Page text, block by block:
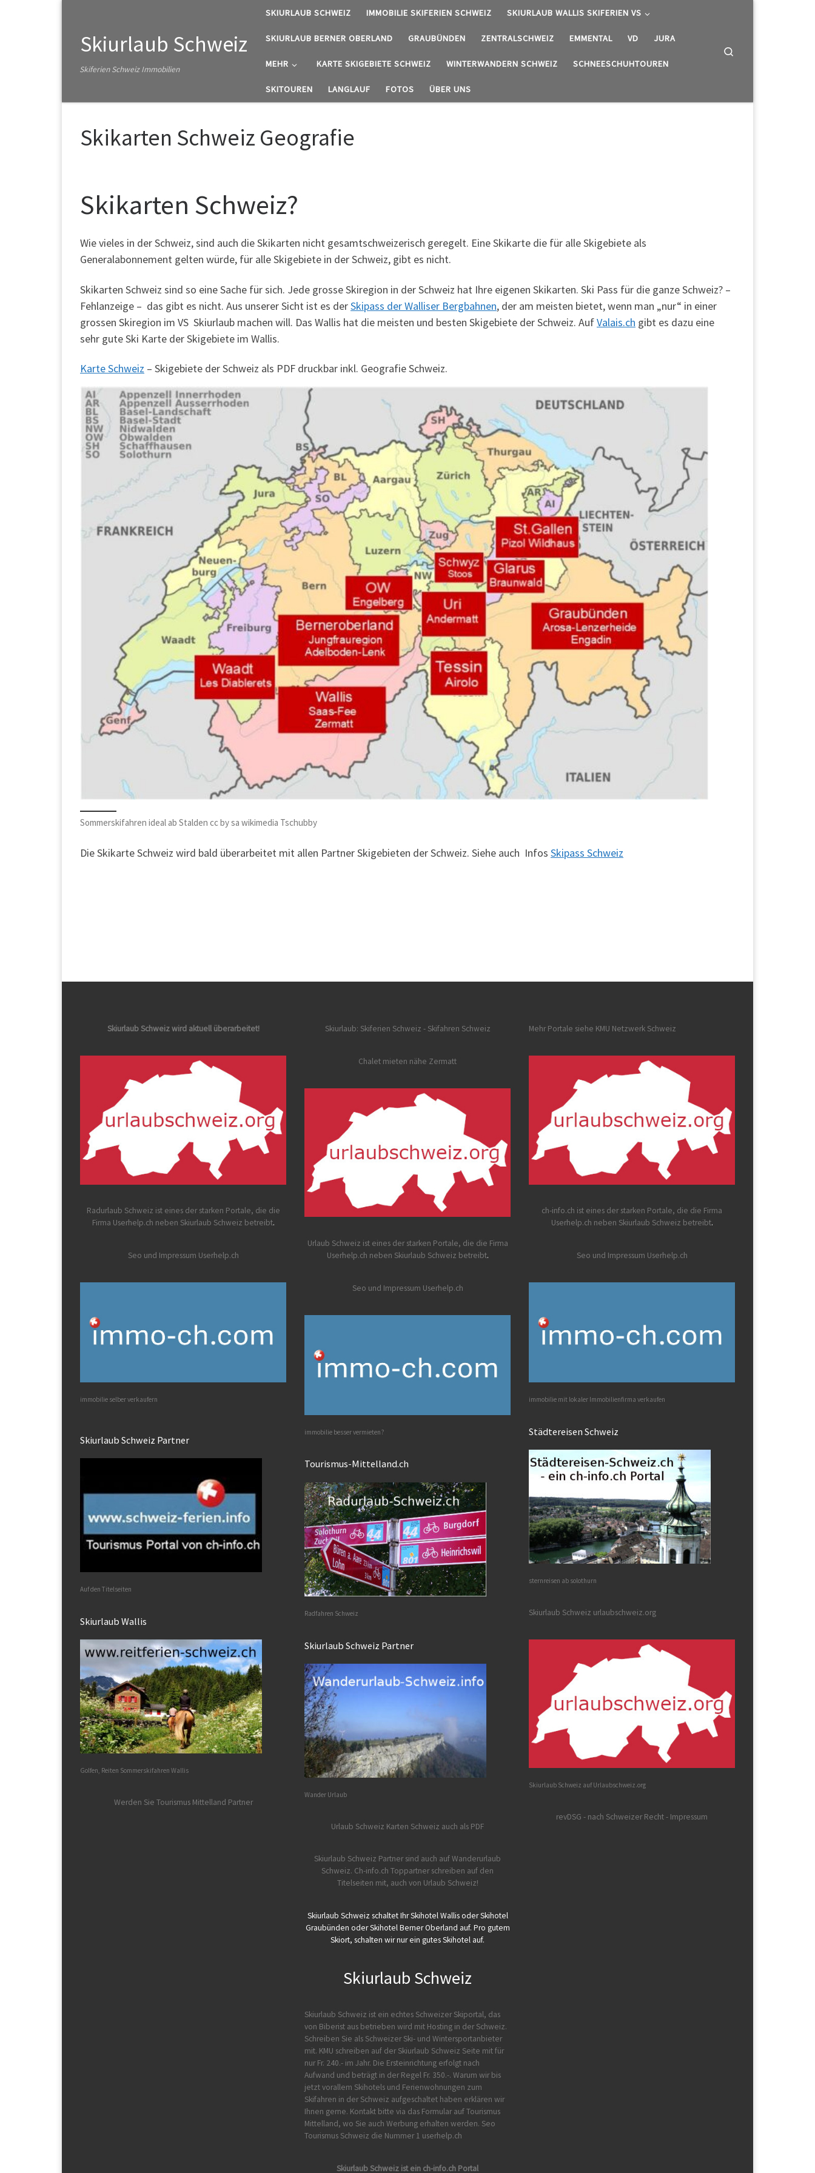
Skiurlaub Schweiz
Skiferien Schweiz Immobilien
SKIURLAUB SCHWEIZ IMMOBILIE SKIFERIEN SCHWEIZ SKIURLAUB WALLIS SKIFERIEN VS
SKIURLAUB BERNER OBERLAND GRAUBÜNDEN ZENTRALSCHWEIZ EMMENTAL VD JURA
MEHR KARTE SKIGEBIETE SCHWEIZ WINTERWANDERN SCHWEIZ SCHNEESCHUHTOUREN
SKITOUREN LANGLAUF FOTOS ÜBER UNS
Skikarten Schweiz Geografie
Skikarten Schweiz?
Wie vieles in der Schweiz, sind auch die Skikarten nicht gesamtschweizerisch geregelt. Eine Skikarte die für alle Skigebiete als
Generalabonnement gelten würde, für alle Skigebiete in der Schweiz, gibt es nicht.
Skikarten Schweiz sind so eine Sache für sich. Jede grosse Skiregion in der Schweiz hat Ihre eigenen Skikarten. Ski Pass für die ganze Schweiz? –
Fehlanzeige – das gibt es nicht. Aus unserer Sicht ist es derSkipass der Walliser Bergbahnen, der am meisten bietet, wenn man „nur“ in einer
grossen Skiregion im VS Skiurlaub machen will. Das Wallis hat die meisten und besten Skigebiete der Schweiz. AufValais.ch gibt es dazu eine
sehr gute Ski Karte der Skigebiete im Wallis.
Karte Schweiz – Skigebiete der Schweiz als PDF druckbar inkl. Geografie Schweiz.
Sommerskifahren ideal ab Stalden cc by sa wikimedia Tschubby
Die Skikarte Schweiz wird bald überarbeitet mit allen Partner Skigebieten der Schweiz. Siehe auch Infos Skipass Schweiz
Skiurlaub Schweiz wird aktuell überarbeitet!
Radurlaub Schweiz ist eines der starken Portale, die die
Firma Userhelp.ch neben Skiurlaub Schweiz betreibt.
Seo und Impressum Userhelp.ch
immobilie selber verkaufern
Skiurlaub Schweiz Partner
Auf den Titelseiten
Skiurlaub Wallis
Golfen, Reiten Sommerskifahren Wallis
Werden Sie Tourismus Mittelland Partner
Skiurlaub: Skiferien Schweiz - Skifahren Schweiz
Chalet mieten nähe Zermatt
Urlaub Schweiz ist eines der starken Portale, die die Firma
Userhelp.ch neben Skiurlaub Schweiz betreibt.
Seo und Impressum Userhelp.ch
immobilie besser vermieten?
Tourismus-Mittelland.ch
Radfahren Schweiz
Skiurlaub Schweiz Partner
Wander Urlaub
Urlaub Schweiz Karten Schweiz auch als PDF
Skiurlaub Schweiz Partner sind auch auf Wanderurlaub
Schweiz. Ch-info.ch Toppartner schreiben auf den
Titelseiten mit, auch von Urlaub Schweiz!
Skiurlaub Schweiz schaltet Ihr Skihotel Wallis oder Skihotel
Graubünden oder Skihotel Berner Oberland auf. Pro gutem
Skiort, schalten wir nur ein gutes Skihotel auf.
Skiurlaub Schweiz
Skiurlaub Schweiz ist ein echtes Schweizer Skiportal, das
von Biberist aus betrieben wird mit Hosting in der Schweiz.
Schreiben Sie als Schweizer Ski- und Wintersportanbieter
mit. KMU schreiben auf der Skiurlaub Schweiz Seite mit für
nur Fr. 240.- im Jahr. Die Ersteinrichtung erfolgt nach
Aufwand und beträgt in der Regel Fr. 350.-. Warum wir bis
jetzt vorallem Skihotels und Ferienwohnungen zum
Skifahren in der Schweiz aufgeschaltet haben erklären wir
Ihnen gerne. Kontakt bitte via das Formular aufTourismus
Mittelland, wo Sie auch Werbung erhalten werden. Seo
Tourismus Schweiz die Nummer 1 userhelp.ch
Skiurlaub Schweiz ist ein ch-info.ch Portal
Mehr Portale siehe KMU Netzwerk Schweiz
ch-info.ch ist eines der starken Portale, die die Firma
Userhelp.ch neben Skiurlaub Schweiz betreibt.
Seo und Impressum Userhelp.ch
immobilie mit lokaler Immobilienfirma verkaufen
Städtereisen Schweiz
sternreisen ab solothurn
Skiurlaub Schweiz urlaubschweiz.org
Skiurlaub Schweiz auf Urlaubschweiz.org
revDSG - nach Schweizer Recht - Impressum